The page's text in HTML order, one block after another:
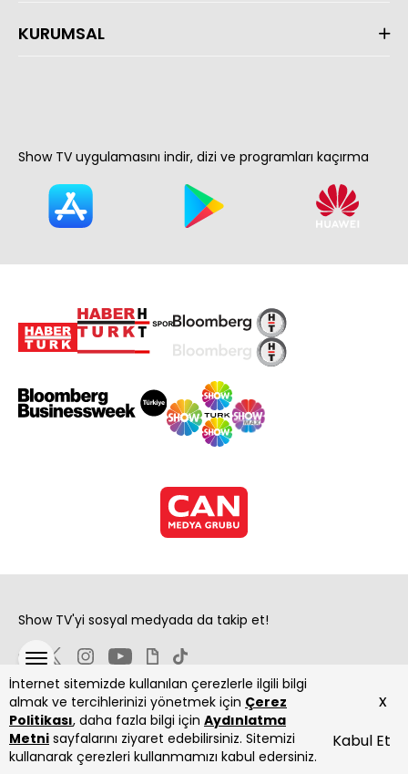
İnternet sitemizde kullanılan çerezlerle ilgili bilgi
almak ve tercihlerinizi yönetmek için Çerez
Politikası, daha fazla bilgi için Aydınlatma
Metni sayfalarını ziyaret edebilirsiniz. Sitemizi
kullanarak çerezleri kullanmamızı kabul edersiniz.
Kabul Et
x
KURUMSAL
Show TV uygulamasını indir, dizi ve programları kaçırma
Show TV'yi sosyal medyada da takip et!
Copyright 2026 Show Televizyon Yayıncılık A.Ş.